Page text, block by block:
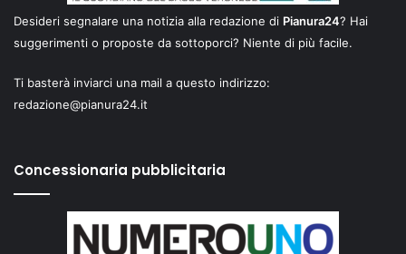
Desideri segnalare una notizia alla redazione di Pianura24? Hai
suggerimenti o proposte da sottoporci? Niente di più facile.
Ti basterà inviarci una mail a questo indirizzo:
redazione@pianura24.it
Concessionaria pubblicitaria